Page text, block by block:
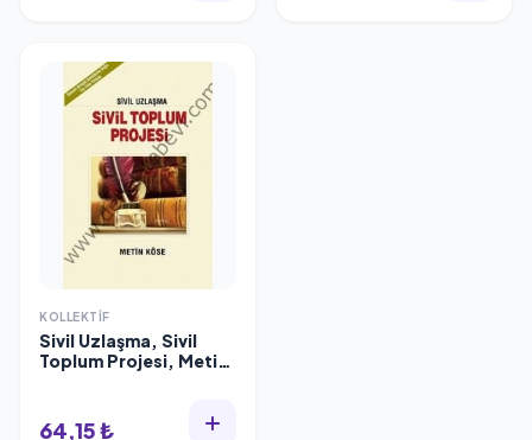
KOLLEKTIF
Sivil Uzlaşma, Sivil
Toplum Projesi, Metin
64,15 ₺